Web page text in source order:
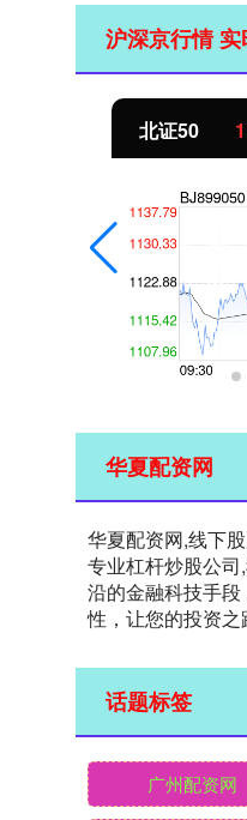
沪深京行情
北证50
华夏配资网
华夏配资网,线下
专业杠杆炒股公
沿的金融科技手
性，让您的投资之
话题标签
广州配资网